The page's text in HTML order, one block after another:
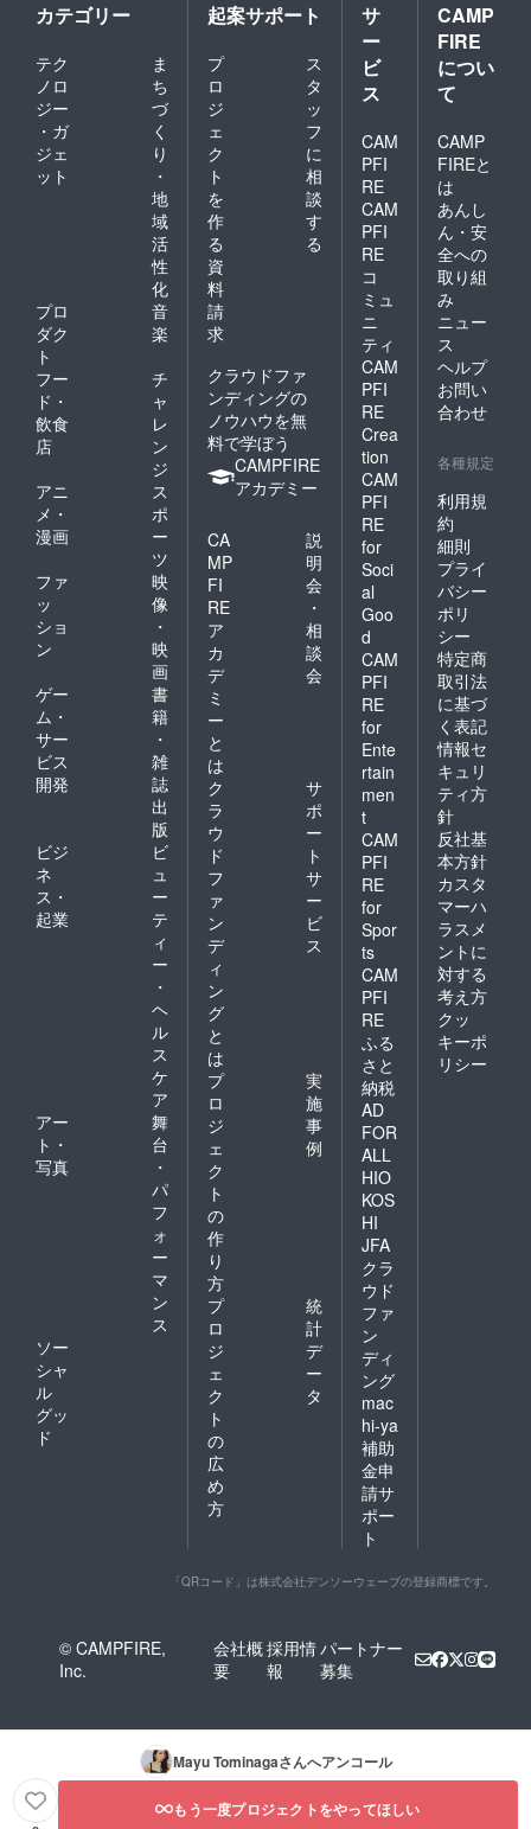
カテゴリー
テク
ノロ
ジー
・ガ
ジェ
ット
ま
ち
づ
く
り
・
地
域
活
性
化
プロ
ダク
ト
音
楽
フー
ド・
飲食
店
チ
ャ
レ
ン
ジ
アニ
メ・
漫画
ス
ポ
ー
ツ
ファ
ッ
ショ
ン
映
像
・
映
画
ゲー
ム・
サー
ビス
開発
書
籍
・
雑
誌
出
版
ビジ
ネ
ス・
起業
ビ
ュ
ー
テ
ィ
ー
・
ヘ
ル
ス
ケ
ア
アー
ト・
写真
舞
台
・
パ
フ
ォ
ー
マ
ン
ス
ソー
シャ
ル
グッ
ド
起案サポート
プ
ロ
ジ
ェ
ク
ト
を
作
る
ス
タ
ッ
フ
に
相
談
す
る
資
料
請
求
クラウドファ
ンディングの
ノウハウを無
料で学ぼう
CAMPFIRE
アカデミー
CA
MP
FI
RE
ア
カ
デ
ミ
ー
と
は
説
明
会
・
相
談
会
ク
ラ
ウ
ド
フ
ァ
ン
デ
ィ
ン
グ
と
は
サ
ポ
ー
ト
サ
ー
ビ
ス
プ
ロ
ジ
ェ
ク
ト
の
作
り
方
実
施
事
例
プ
ロ
ジ
ェ
ク
ト
の
広
め
方
統
計
デ
ー
タ
サ
ー
ビ
ス
CAM
PFI
RE
CAM
PFI
RE
コ
ミュ
ニ
ティ
CAM
PFI
RE
Crea
tion
CAM
PFI
RE
for
Soci
al
Goo
d
CAM
PFI
RE
for
Ente
rtain
men
t
CAM
PFI
RE
for
Spor
ts
CAM
PFI
RE
ふる
さと
納税
AD
FOR
ALL
HIO
KOS
HI
JFA
クラ
ウド
ファ
ン
ディ
ング
mac
hi-ya
補助
金申
請サ
ポー
ト
CAMP
FIRE
につい
て
CAMP
FIREと
は
あんし
ん・安
全への
取り組
み
ニュー
ス
ヘルプ
お問い
合わせ
各種規定
利用規
約
細則
プライ
バシー
ポリ
シー
特定商
取引法
に基づ
く表記
情報セ
キュリ
ティ方
針
反社基
本方針
カスタ
マーハ
ラスメ
ントに
対する
考え方
クッ
キーポ
リシー
「QRコード」は株式会社デンソーウェーブの登録商標です。
© CAMPFIRE,
Inc.
会社概
要
採用情
報
パートナー
募集
Mayu Tominagaさんへアンコール
もう一度プロジェクトをやってほしい